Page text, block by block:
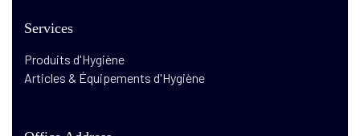
Services
Produits d'Hygiène
Articles & Équipements d'Hygiène